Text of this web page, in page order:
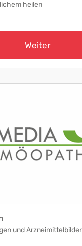
heilen
Weiter
und Arzneimittelbilder